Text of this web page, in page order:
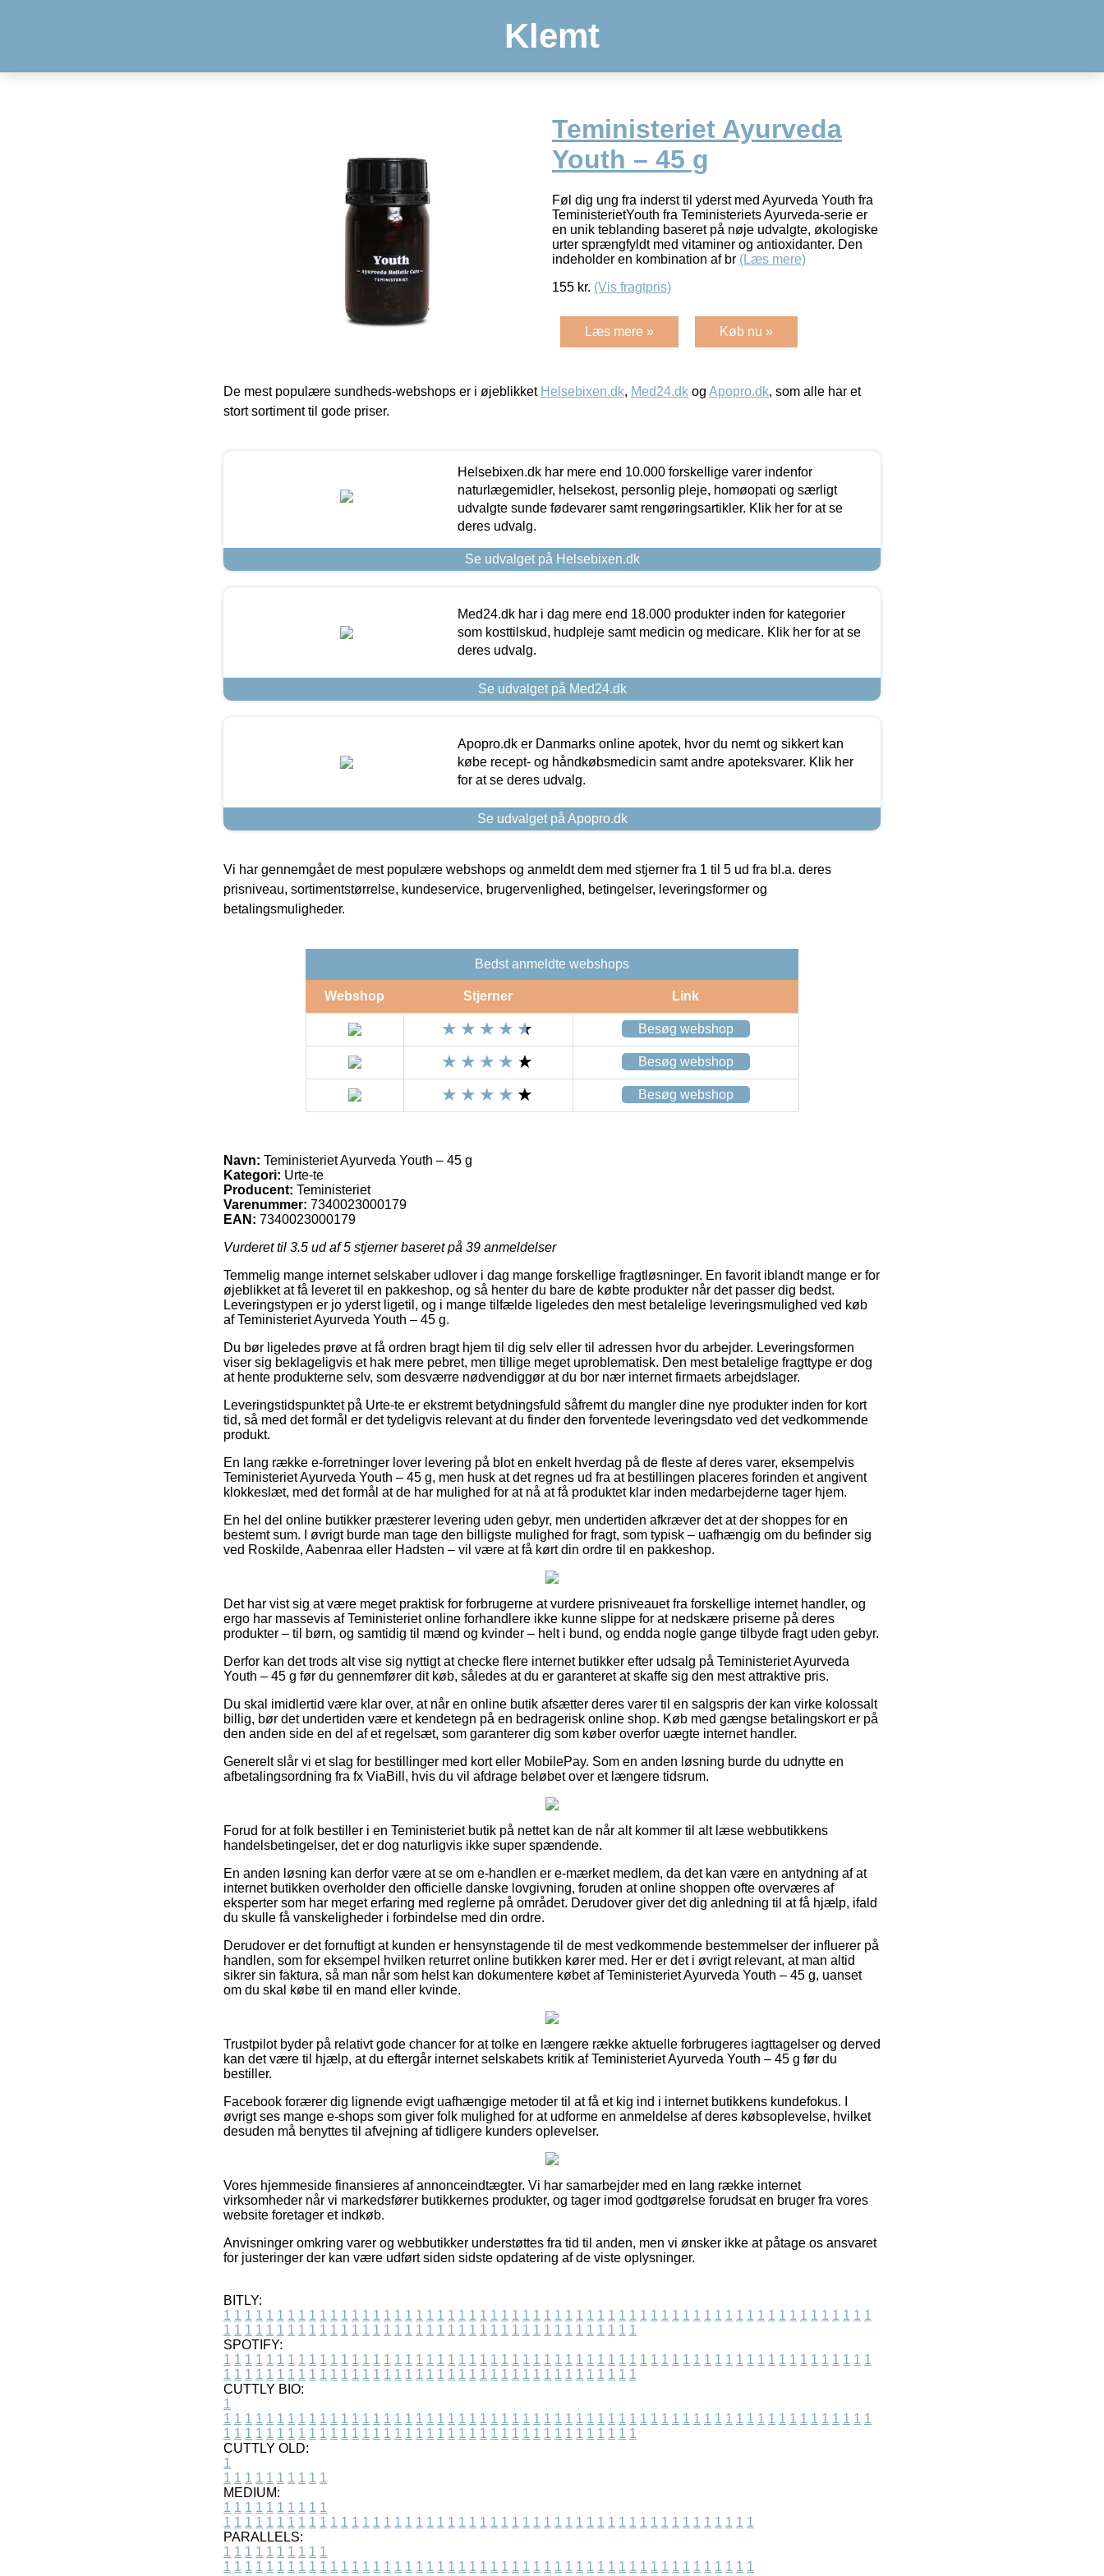
Klemt
Teministeriet Ayurveda
Youth – 45 g
Føl dig ung fra inderst til yderst med Ayurveda Youth fra
TeministerietYouth fra Teministeriets Ayurveda-serie er
en unik teblanding baseret på nøje udvalgte, økologiske
urter sprængfyldt med vitaminer og antioxidanter. Den
indeholder en kombination af br (Læs mere)
155 kr. (Vis fragtpris)
Læs mere » Køb nu »
De mest populære sundheds-webshops er i øjeblikket Helsebixen.dk, Med24.dk og Apopro.dk, som alle har et
stort sortiment til gode priser.
Helsebixen.dk har mere end 10.000 forskellige varer indenfor
naturlægemidler, helsekost, personlig pleje, homøopati og særligt
udvalgte sunde fødevarer samt rengøringsartikler. Klik her for at se
deres udvalg.
Se udvalget på Helsebixen.dk
Med24.dk har i dag mere end 18.000 produkter inden for kategorier
som kosttilskud, hudpleje samt medicin og medicare. Klik her for at se
deres udvalg.
Se udvalget på Med24.dk
Apopro.dk er Danmarks online apotek, hvor du nemt og sikkert kan
købe recept- og håndkøbsmedicin samt andre apoteksvarer. Klik her
for at se deres udvalg.
Se udvalget på Apopro.dk
Vi har gennemgået de mest populære webshops og anmeldt dem med stjerner fra 1 til 5 ud fra bl.a. deres
prisniveau, sortimentstørrelse, kundeservice, brugervenlighed, betingelser, leveringsformer og
betalingsmuligheder.
Bedst anmeldte webshops
Webshop Stjerner Link
Besøg webshop
Besøg webshop
Besøg webshop
Navn: Teministeriet Ayurveda Youth – 45 g
Kategori: Urte-te
Producent: Teministeriet
Varenummer: 7340023000179
EAN: 7340023000179
Vurderet til 3.5 ud af 5 stjerner baseret på 39 anmeldelser
Temmelig mange internet selskaber udlover i dag mange forskellige fragtløsninger. En favorit iblandt mange er for
øjeblikket at få leveret til en pakkeshop, og så henter du bare de købte produkter når det passer dig bedst.
Leveringstypen er jo yderst ligetil, og i mange tilfælde ligeledes den mest betalelige leveringsmulighed ved køb
af Teministeriet Ayurveda Youth – 45 g.
Du bør ligeledes prøve at få ordren bragt hjem til dig selv eller til adressen hvor du arbejder. Leveringsformen
viser sig beklageligvis et hak mere pebret, men tillige meget uproblematisk. Den mest betalelige fragttype er dog
at hente produkterne selv, som desværre nødvendiggør at du bor nær internet firmaets arbejdslager.
Leveringstidspunktet på Urte-te er ekstremt betydningsfuld såfremt du mangler dine nye produkter inden for kort
tid, så med det formål er det tydeligvis relevant at du finder den forventede leveringsdato ved det vedkommende
produkt.
En lang række e-forretninger lover levering på blot en enkelt hverdag på de fleste af deres varer, eksempelvis
Teministeriet Ayurveda Youth – 45 g, men husk at det regnes ud fra at bestillingen placeres forinden et angivent
klokkeslæt, med det formål at de har mulighed for at nå at få produktet klar inden medarbejderne tager hjem.
En hel del online butikker præsterer levering uden gebyr, men undertiden afkræver det at der shoppes for en
bestemt sum. I øvrigt burde man tage den billigste mulighed for fragt, som typisk – uafhængig om du befinder sig
ved Roskilde, Aabenraa eller Hadsten – vil være at få kørt din ordre til en pakkeshop.
Det har vist sig at være meget praktisk for forbrugerne at vurdere prisniveauet fra forskellige internet handler, og
ergo har massevis af Teministeriet online forhandlere ikke kunne slippe for at nedskære priserne på deres
produkter – til børn, og samtidig til mænd og kvinder – helt i bund, og endda nogle gange tilbyde fragt uden gebyr.
Derfor kan det trods alt vise sig nyttigt at checke flere internet butikker efter udsalg på Teministeriet Ayurveda
Youth – 45 g før du gennemfører dit køb, således at du er garanteret at skaffe sig den mest attraktive pris.
Du skal imidlertid være klar over, at når en online butik afsætter deres varer til en salgspris der kan virke kolossalt
billig, bør det undertiden være et kendetegn på en bedragerisk online shop. Køb med gængse betalingskort er på
den anden side en del af et regelsæt, som garanterer dig som køber overfor uægte internet handler.
Generelt slår vi et slag for bestillinger med kort eller MobilePay. Som en anden løsning burde du udnytte en
afbetalingsordning fra fx ViaBill, hvis du vil afdrage beløbet over et længere tidsrum.
Forud for at folk bestiller i en Teministeriet butik på nettet kan de når alt kommer til alt læse webbutikkens
handelsbetingelser, det er dog naturligvis ikke super spændende.
En anden løsning kan derfor være at se om e-handlen er e-mærket medlem, da det kan være en antydning af at
internet butikken overholder den officielle danske lovgivning, foruden at online shoppen ofte overværes af
eksperter som har meget erfaring med reglerne på området. Derudover giver det dig anledning til at få hjælp, ifald
du skulle få vanskeligheder i forbindelse med din ordre.
Derudover er det fornuftigt at kunden er hensynstagende til de mest vedkommende bestemmelser der influerer på
handlen, som for eksempel hvilken returret online butikken kører med. Her er det i øvrigt relevant, at man altid
sikrer sin faktura, så man når som helst kan dokumentere købet af Teministeriet Ayurveda Youth – 45 g, uanset
om du skal købe til en mand eller kvinde.
Trustpilot byder på relativt gode chancer for at tolke en længere række aktuelle forbrugeres iagttagelser og derved
kan det være til hjælp, at du eftergår internet selskabets kritik af Teministeriet Ayurveda Youth – 45 g før du
bestiller.
Facebook forærer dig lignende evigt uafhængige metoder til at få et kig ind i internet butikkens kundefokus. I
øvrigt ses mange e-shops som giver folk mulighed for at udforme en anmeldelse af deres købsoplevelse, hvilket
desuden må benyttes til afvejning af tidligere kunders oplevelser.
Vores hjemmeside finansieres af annonceindtægter. Vi har samarbejder med en lang række internet
virksomheder når vi markedsfører butikkernes produkter, og tager imod godtgørelse forudsat en bruger fra vores
website foretager et indkøb.
Anvisninger omkring varer og webbutikker understøttes fra tid til anden, men vi ønsker ikke at påtage os ansvaret
for justeringer der kan være udført siden sidste opdatering af de viste oplysninger.
BITLY:
1 1 1 1 1 1 1 1 1 1 1 1 1 1 1 1 1 1 1 1 1 1 1 1 1 1 1 1 1 1 1 1 1 1 1 1 1 1 1 1 1 1 1 1 1 1 1 1 1 1 1 1 1 1 1 1 1 1 1 1 1
1 1 1 1 1 1 1 1 1 1 1 1 1 1 1 1 1 1 1 1 1 1 1 1 1 1 1 1 1 1 1 1 1 1 1 1 1 1 1
SPOTIFY:
1 1 1 1 1 1 1 1 1 1 1 1 1 1 1 1 1 1 1 1 1 1 1 1 1 1 1 1 1 1 1 1 1 1 1 1 1 1 1 1 1 1 1 1 1 1 1 1 1 1 1 1 1 1 1 1 1 1 1 1 1
1 1 1 1 1 1 1 1 1 1 1 1 1 1 1 1 1 1 1 1 1 1 1 1 1 1 1 1 1 1 1 1 1 1 1 1 1 1 1
CUTTLY BIO:
1
1 1 1 1 1 1 1 1 1 1 1 1 1 1 1 1 1 1 1 1 1 1 1 1 1 1 1 1 1 1 1 1 1 1 1 1 1 1 1 1 1 1 1 1 1 1 1 1 1 1 1 1 1 1 1 1 1 1 1 1 1
1 1 1 1 1 1 1 1 1 1 1 1 1 1 1 1 1 1 1 1 1 1 1 1 1 1 1 1 1 1 1 1 1 1 1 1 1 1 1
CUTTLY OLD:
1
1 1 1 1 1 1 1 1 1 1
MEDIUM:
1 1 1 1 1 1 1 1 1 1
1 1 1 1 1 1 1 1 1 1 1 1 1 1 1 1 1 1 1 1 1 1 1 1 1 1 1 1 1 1 1 1 1 1 1 1 1 1 1 1 1 1 1 1 1 1 1 1 1 1
PARALLELS:
1 1 1 1 1 1 1 1 1 1
1 1 1 1 1 1 1 1 1 1 1 1 1 1 1 1 1 1 1 1 1 1 1 1 1 1 1 1 1 1 1 1 1 1 1 1 1 1 1 1 1 1 1 1 1 1 1 1 1 1